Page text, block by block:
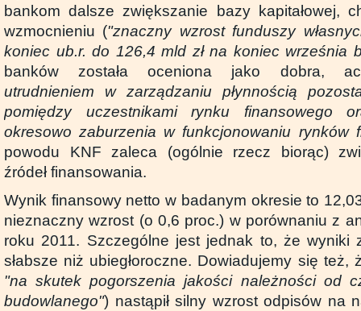
bankom dalsze zwiększanie bazy kapitałowej,
wzmocnieniu ("znaczny wzrost funduszy
koniec ub.r. do 126,4 mld zł na koniec września
banków została oceniona jako dobra,
utrudnieniem w zarządzaniu płynnością
pomiędzy uczestnikami rynku finansowego
okresowo zaburzenia w funkcjonowaniu rynków
powodu KNF zaleca (ogólnie rzecz biorąc)
źródeł finansowania.
Wynik finansowy netto w badanym okresie to
nieznaczny wzrost (o 0,6 proc.) w porównaniu z
roku 2011. Szczególne jest jednak to, że wyniki
słabsze niż ubiegłoroczne. Dowiadujemy się też,
"na skutek pogorszenia jakości należności od
budowlanego") nastąpił silny wzrost odpisów na